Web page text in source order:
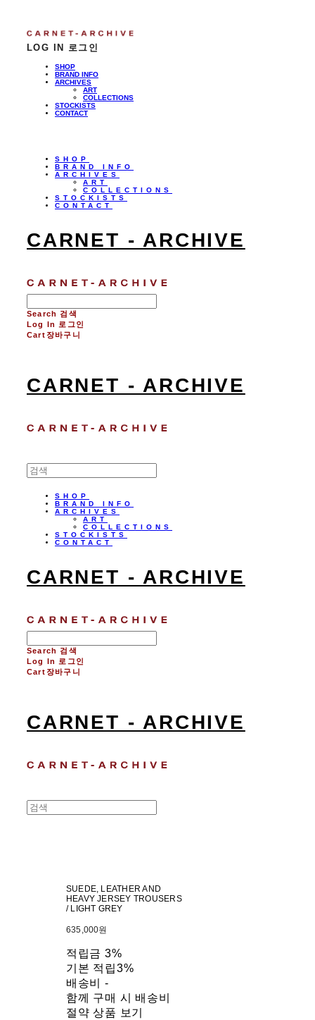
LOG IN 로그인
SHOP
BRAND INFO
ARCHIVES
ART
COLLECTIONS
STOCKISTS
CONTACT
SHOP
BRAND INFO
ARCHIVES
ART
COLLECTIONS
STOCKISTS
CONTACT
CARNET - ARCHIVE
Search 검색
Log In
로그인
Cart장바구니
CARNET - ARCHIVE
SHOP
BRAND INFO
ARCHIVES
ART
COLLECTIONS
STOCKISTS
CONTACT
CARNET - ARCHIVE
Search 검색
Log In
로그인
Cart장바구니
CARNET - ARCHIVE
SUEDE, LEATHER AND
HEAVY JERSEY TROUSERS
/ LIGHT GREY
635,000원
적립금 3%
기본 적립3%
배송비 -
함께 구매 시 배송비
절약 상품 보기